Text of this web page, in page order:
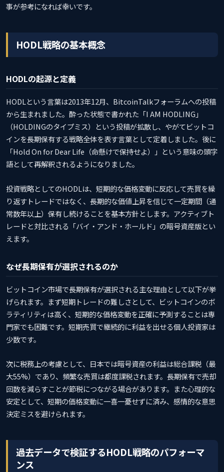
事が参考になれば幸いです。
HODL戦略の基本概念
HODLの起源と定義
HODLという言葉は2013年12月、BitcoinTalkフォーラムへの投稿
から生まれました。酔った状態で書かれた「I AM HODLING」
（HOLDINGのタイプミス）という投稿が拡散し、やがてビットコ
インを長期保有する戦略全体を表す言葉として定着しました。後に
「Hold On for Dear Life（命懸けで保持せよ）」という意味の頭字
語として再解釈されるようになりました。
投資戦略としてのHODLは、短期的な価格変動に反応して売買を繰
り返すトレードではなく、長期的な価値上昇を信じて一定期間（通
常数年以上）保有し続けることを基本方針とします。アクティブト
レードと対比される「バイ・アンド・ホールド」の暗号資産版とい
えます。
なぜ長期保有が選択されるのか
ビットコイン市場で長期保有が選択される主な理由として以下が挙
げられます。まず短期トレードの難しさとして、ビットコインのボ
ラティリティは高く、短期的な価格変動を正確に予測することは専
門家でも困難です。短期売買で継続的に利益を出せる個人投資家は
少数です。
次に税務上の考慮として、日本では暗号資産の利益は総合課税（最
大55%）であり、頻繁な売買は都度課税されます。長期保有で売却
回数を減らすことが節税につながる場合があります。また心理的な
安定として、短期の価格変動に一喜一憂せずに済み、感情的な意思
決定ミスを避けられます。
過去データで検証するHODL戦略のパフォーマ
ンス